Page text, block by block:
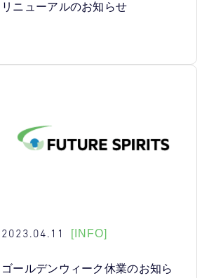
リニューアルのお知らせ
2023.04.11 [INFO]
ゴールデンウィーク休業のお知ら